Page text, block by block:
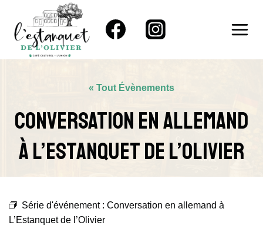
contenu
« Tout Évènements
Conversation En Allemand
À L’Estanquet De L’Olivier
Série d'événement : Conversation en allemand à
L’Estanquet de l’Olivier